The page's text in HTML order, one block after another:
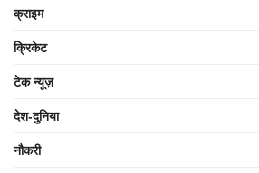
क्राइम
क्रिकेट
टेक न्यूज़
देश-दुनिया
नौकरी